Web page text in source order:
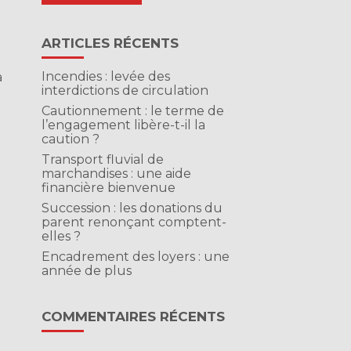
ARTICLES RÉCENTS
Incendies : levée des
interdictions de circulation
Cautionnement : le terme de
l’engagement libère-t-il la
caution ?
Transport fluvial de
marchandises : une aide
financière bienvenue
Succession : les donations du
parent renonçant comptent-
elles ?
Encadrement des loyers : une
année de plus
COMMENTAIRES RÉCENTS